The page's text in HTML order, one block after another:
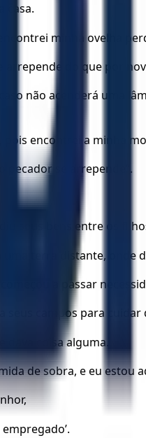
casa.
minha ovelha
do que por
não acenderá uma
pois encontrei a minha
pecador se arrepende”.
seus bens entre os
uma terra distante,
a passar
campos para cuidar
dava coisa alguma.
de sobra, e eu estou